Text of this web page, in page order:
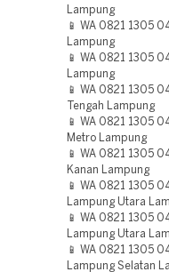
Lampung
📱 WA 0821 1305
Lampung
📱 WA 0821 1305
Lampung
📱 WA 0821 1305
Tengah Lampung
📱 WA 0821 1305
Metro Lampung
📱 WA 0821 1305
Kanan Lampung
📱 WA 0821 1305
Lampung Utara
📱 WA 0821 1305
Lampung Utara
📱 WA 0821 1305
Lampung Selatan